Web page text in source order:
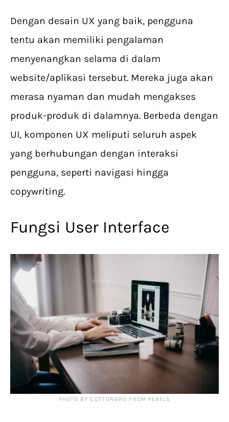
Dengan desain UX yang baik, pengguna
tentu akan memiliki pengalaman
menyenangkan selama di dalam
website/aplikasi tersebut. Mereka juga akan
merasa nyaman dan mudah mengakses
produk-produk di dalamnya. Berbeda dengan
UI, komponen UX meliputi seluruh aspek
yang berhubungan dengan interaksi
pengguna, seperti navigasi hingga
copywriting.
Fungsi User Interface
PHOTO BY COTTONBRO FROM PEXELS